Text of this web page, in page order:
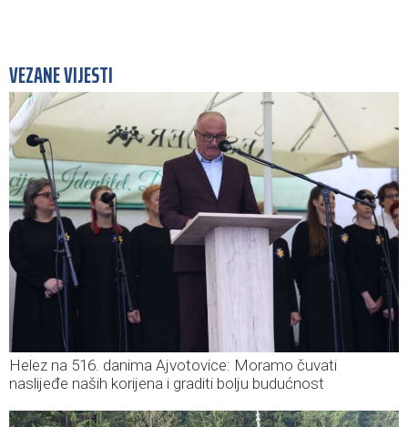
VEZANE VIJESTI
Helez na 516. danima Ajvotovice: Moramo čuvati
naslijeđe naših korijena i graditi bolju budućnost